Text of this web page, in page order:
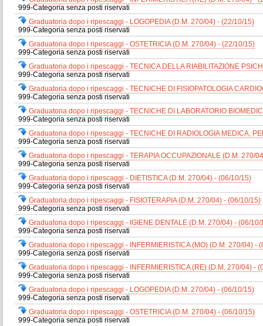
999-Categoria senza posti riservati
Graduatoria dopo i ripescaggi - LOGOPEDIA (D.M. 270/04) - (22/10/15)
999-Categoria senza posti riservati
Graduatoria dopo i ripescaggi - OSTETRICIA (D.M. 270/04) - (22/10/15)
999-Categoria senza posti riservati
Graduatoria dopo i ripescaggi - TECNICA DELLA RIABILITAZIONE
999-Categoria senza posti riservati
Graduatoria dopo i ripescaggi - TECNICHE DI FISIOPATOLOGIA
999-Categoria senza posti riservati
Graduatoria dopo i ripescaggi - TECNICHE DI LABORATORIO
999-Categoria senza posti riservati
Graduatoria dopo i ripescaggi - TECNICHE DI RADIOLOGIA MEDICA,
999-Categoria senza posti riservati
Graduatoria dopo i ripescaggi - TERAPIA OCCUPAZIONALE (D.M. 270/
999-Categoria senza posti riservati
Graduatoria dopo i ripescaggi - DIETISTICA (D.M. 270/04) - (06/10/15)
999-Categoria senza posti riservati
Graduatoria dopo i ripescaggi - FISIOTERAPIA (D.M. 270/04) - (06/10/15)
999-Categoria senza posti riservati
Graduatoria dopo i ripescaggi - IGIENE DENTALE (D.M. 270/04) - (06/10/
999-Categoria senza posti riservati
Graduatoria dopo i ripescaggi - INFERMIERISTICA (MO) (D.M. 270/04) -
999-Categoria senza posti riservati
Graduatoria dopo i ripescaggi - INFERMIERISTICA (RE) (D.M. 270/04) -
999-Categoria senza posti riservati
Graduatoria dopo i ripescaggi - LOGOPEDIA (D.M. 270/04) - (06/10/15)
999-Categoria senza posti riservati
Graduatoria dopo i ripescaggi - OSTETRICIA (D.M. 270/04) - (06/10/15)
999-Categoria senza posti riservati